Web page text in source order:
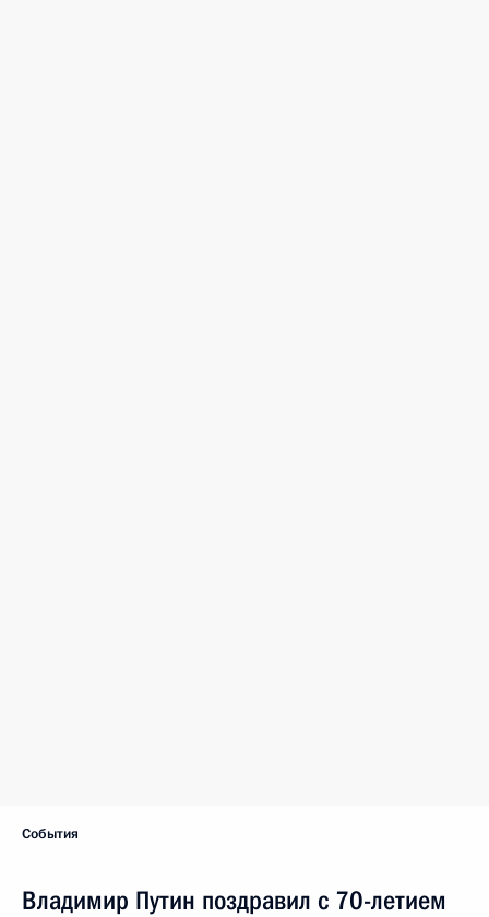
События
Владимир Путин поздравил с 70-летием